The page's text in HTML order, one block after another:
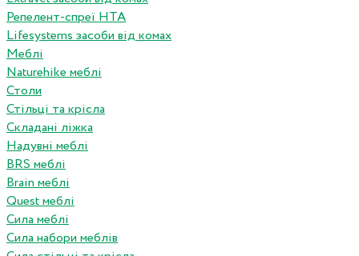
Репелент-спреї HTA
Lifesystems засоби від комах
Меблі
Naturehike меблі
Столи
Стільці та крісла
Складані ліжка
Надувні меблі
BRS меблі
Brain меблі
Quest меблі
Сила меблі
Сила набори меблів